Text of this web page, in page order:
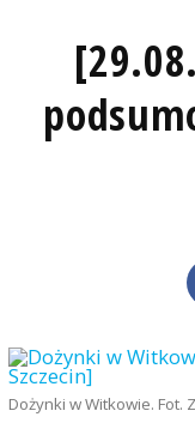
Dożynki w Witkowie. Fot.